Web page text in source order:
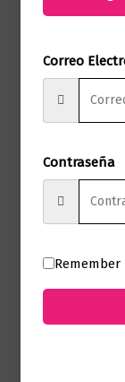
No hay
Solo los
una
Correo
Contraseña
Remember